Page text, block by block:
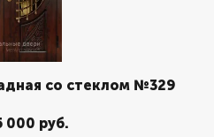
со стеклом №329
000 руб.